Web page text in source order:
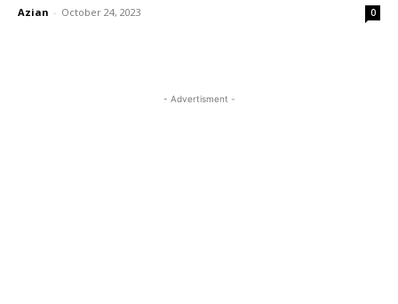
Azian - October 24, 2023 0
- Advertisment -